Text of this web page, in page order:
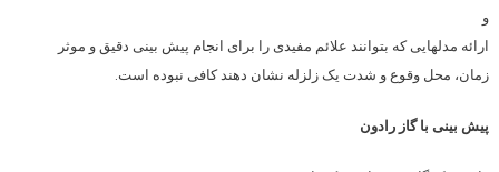
و
ارائه مدلهایی که بتوانند علائم مفیدی را برای انجام پیش بینی دقیق و موثر
زمان، محل وقوع و شدت یک زلزله نشان دهند کافی نبوده است.
پیش بینی با گاز رادون